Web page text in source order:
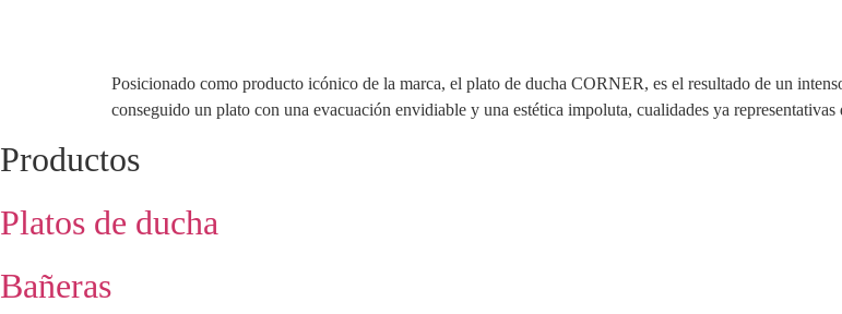
Posicionado como producto icónico de la marca, el plato de ducha CORNER, es el resultado de un
conseguido un plato con una evacuación envidiable y una estética impoluta, cualidades ya
Productos
Platos de ducha
Bañeras